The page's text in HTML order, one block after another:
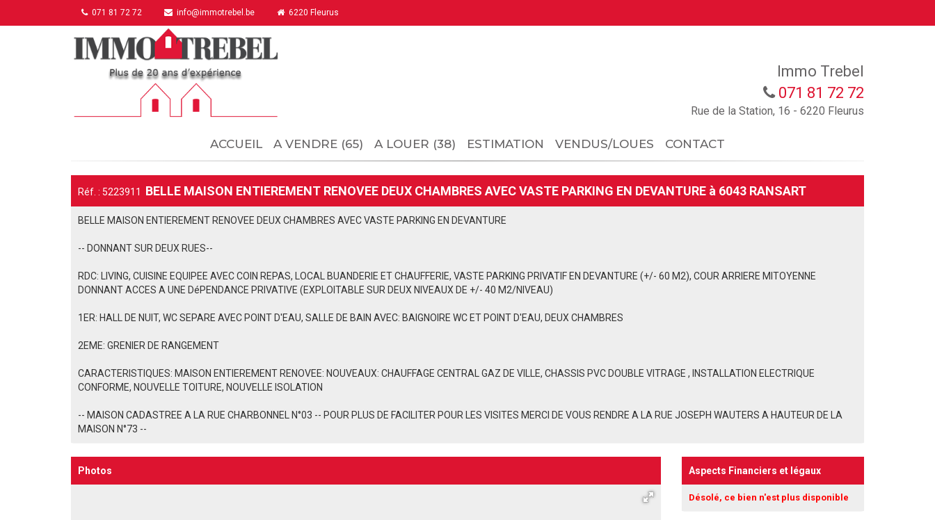
071 81 72 72 info@immotrebel.be 6220 Fleurus
Immo Trebel
071 81 72 72
Rue de la Station, 16 - 6220 Fleurus
ACCUEIL A VENDRE (65) A LOUER (38) ESTIMATION VENDUS/LOUES CONTACT
Réf. : 5223911 BELLE MAISON ENTIEREMENT RENOVEE DEUX CHAMBRES AVEC VASTE PARKING EN DEVANTURE à 6043 RANSART
BELLE MAISON ENTIEREMENT RENOVEE DEUX CHAMBRES AVEC VASTE PARKING EN DEVANTURE
-- DONNANT SUR DEUX RUES--
RDC: LIVING, CUISINE EQUIPEE AVEC COIN REPAS, LOCAL BUANDERIE ET CHAUFFERIE, VASTE PARKING PRIVATIF EN DEVANTURE (+/- 60 M2), COUR ARRIERE MITOYENNE
DONNANT ACCES A UNE DéPENDANCE PRIVATIVE (EXPLOITABLE SUR DEUX NIVEAUX DE +/- 40 M2/NIVEAU)
1ER: HALL DE NUIT, WC SEPARE AVEC POINT D'EAU, SALLE DE BAIN AVEC: BAIGNOIRE WC ET POINT D'EAU, DEUX CHAMBRES
2EME: GRENIER DE RANGEMENT
CARACTERISTIQUES: MAISON ENTIEREMENT RENOVEE: NOUVEAUX: CHAUFFAGE CENTRAL GAZ DE VILLE, CHASSIS PVC DOUBLE VITRAGE , INSTALLATION ELECTRIQUE
CONFORME, NOUVELLE TOITURE, NOUVELLE ISOLATION
-- MAISON CADASTREE A LA RUE CHARBONNEL N°03 -- POUR PLUS DE FACILITER POUR LES VISITES MERCI DE VOUS RENDRE A LA RUE JOSEPH WAUTERS A HAUTEUR DE LA
MAISON N°73 --
Photos Aspects Financiers et légaux
Désolé, ce bien n'est plus disponible